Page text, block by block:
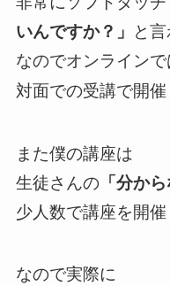
いんですか？」
と
なのでオンライン
対面での受講で開
また僕の講座は
生徒さんの「分から
少人数で講座を開
なので実際に